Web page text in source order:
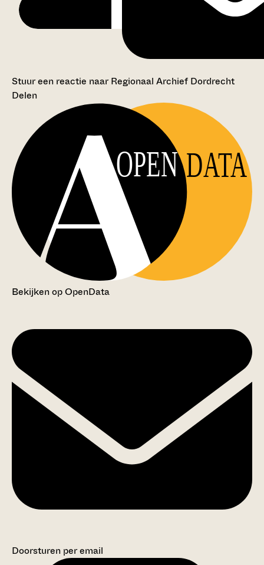
Stuur een reactie naar Regionaal Archief Dordrecht
Delen
OPEN DATA
Bekijken op OpenData
Doorsturen per email